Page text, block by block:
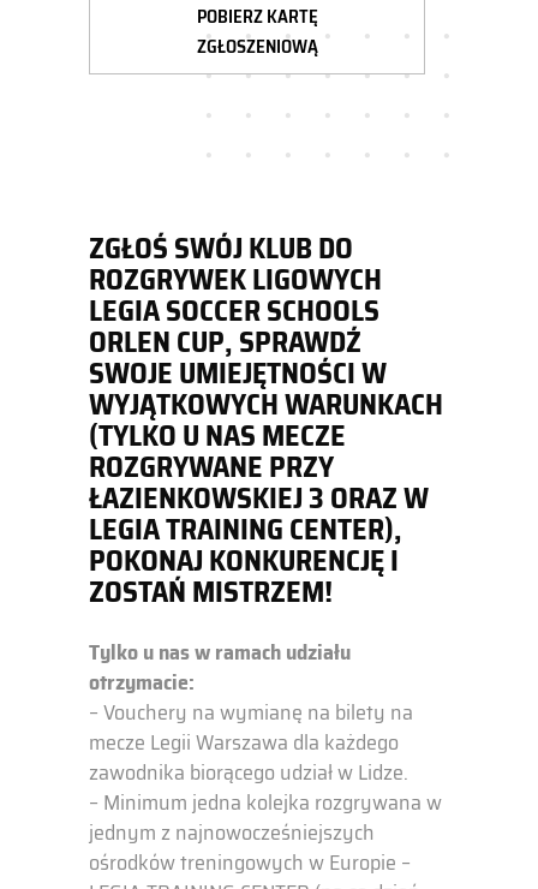
POBIERZ KARTĘ
ZGŁOSZENIOWĄ
ZGŁOŚ SWÓJ KLUB DO
ROZGRYWEK LIGOWYCH
LEGIA SOCCER SCHOOLS
ORLEN CUP, SPRAWDŹ
SWOJE UMIEJĘTNOŚCI W
WYJĄTKOWYCH WARUNKACH
(TYLKO U NAS MECZE
ROZGRYWANE PRZY
ŁAZIENKOWSKIEJ 3 ORAZ W
LEGIA TRAINING CENTER),
POKONAJ KONKURENCJĘ I
ZOSTAŃ MISTRZEM!
Tylko u nas w ramach udziału
otrzymacie:
– Vouchery na wymianę na bilety na
mecze Legii Warszawa dla każdego
zawodnika biorącego udział w Lidze.
– Minimum jedna kolejka rozgrywana w
jednym z najnowocześniejszych
ośrodków treningowych w Europie –